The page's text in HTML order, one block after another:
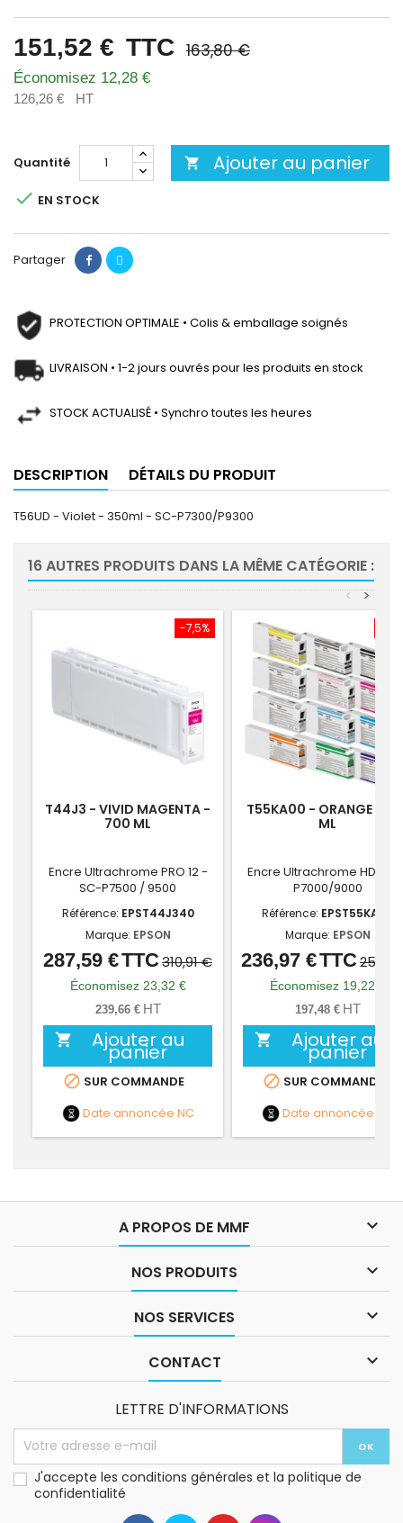
151,52 € TTC 163,80 €
Économisez 12,28 €
126,26 € HT
Quantité  Ajouter au panier
 EN STOCK
Partager
PROTECTION OPTIMALE • Colis & emballage soignés
LIVRAISON • 1-2 jours ouvrés pour les produits en stock
STOCK ACTUALISÉ • Synchro toutes les heures
DESCRIPTION DÉTAILS DU PRODUIT
T56UD - Violet - 350ml - SC-P7300/P9300
16 AUTRES PRODUITS DANS LA MÊME CATÉGORIE :
>
<
-7,5%
T44J3 - VIVID MAGENTA -
700 ML
Encre Ultrachrome PRO 12 -
SC-P7500 / 9500
Référence: EPST44J340
Marque: EPSON
Prix
Prix
de
base
287,59 €TTC310,91 €
Économisez 23,32 €
239,66 € HT
 Ajouter au
panier
 SUR COMMANDE
Date annoncée NC
T55KA00 - ORANGE -
ML
Encre Ultrachrome HDX
P7000/9000
Référence: EPST55KA00
Marque: EPSON
Prix
Prix
de
base
236,97 €TTC
Économisez 19,22 €
197,48 € HT
 Ajouter au
panier
 SUR COMMANDE
Date annoncée
A PROPOS DE MMF 
NOS PRODUITS 
NOS SERVICES 
CONTACT 
LETTRE D'INFORMATIONS
J'accepte les conditions générales et la politique de
confidentialité